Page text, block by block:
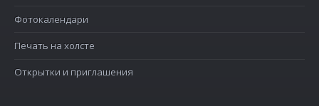
Фотокалендари
Печать на холсте
Открытки и приглашения